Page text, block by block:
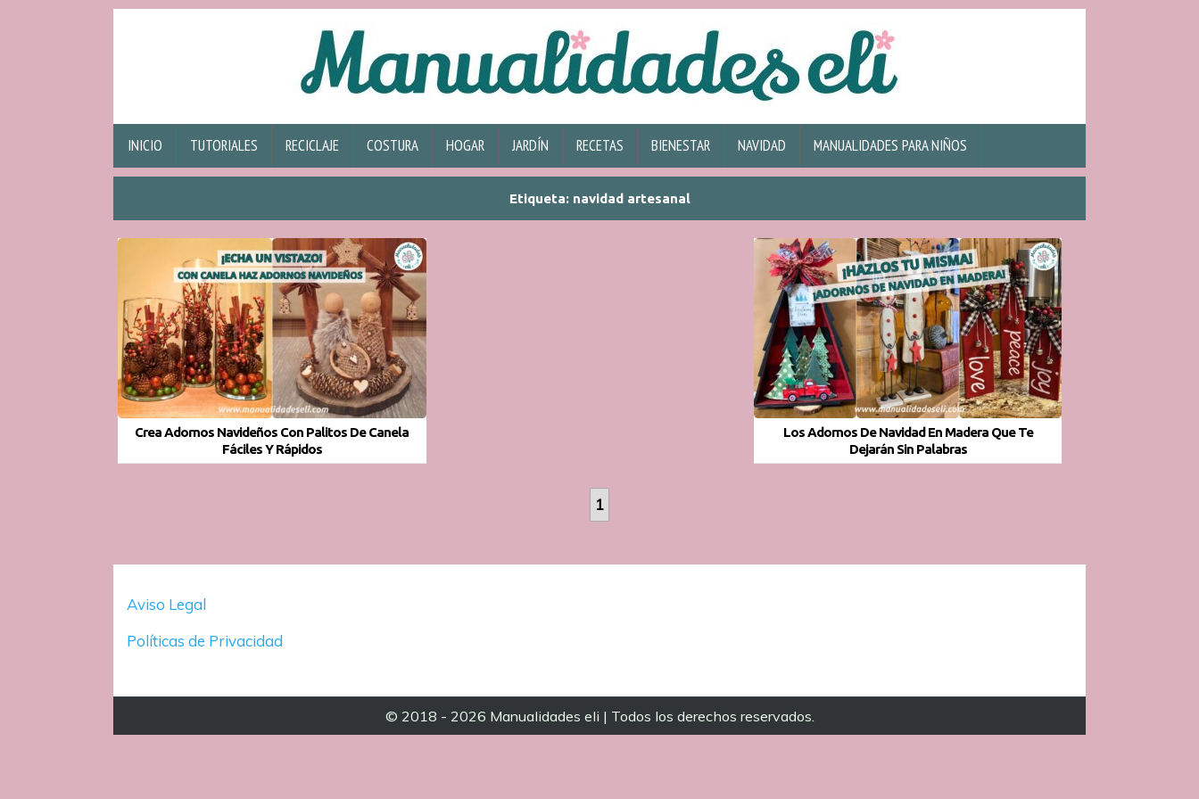
INICIO TUTORIALES RECICLAJE COSTURA HOGAR JARDÍN RECETAS BIENESTAR NAVIDAD MANUALIDADES PARA NIÑOS
Etiqueta: navidad artesanal
Crea Adornos Navideños Con Palitos De Canela
Fáciles Y Rápidos
Los Adornos De Navidad En Madera Que Te
Dejarán Sin Palabras
1
Aviso Legal
Políticas de Privacidad
© 2018 - 2026 Manualidades eli | Todos los derechos reservados.